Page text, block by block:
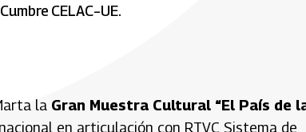
CELAC–UE.
la Gran Muestra Cultural “El País de
en articulación con RTVC Sistema de